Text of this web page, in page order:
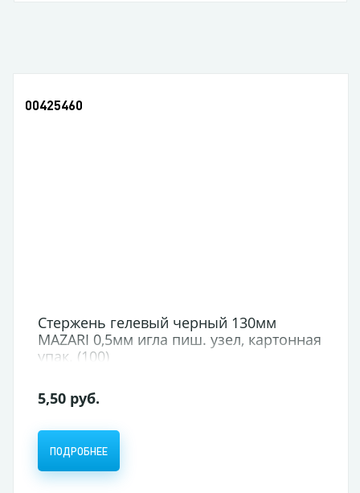
00425460
Стержень гелевый черный 130мм
MAZARI 0,5мм игла пиш. узел, картонная
упак. (100)
5,50 руб.
ПОДРОБНЕЕ